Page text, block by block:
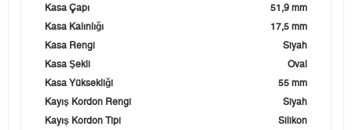
Kasa Çapı
51,9 mm
Kasa Kalınlığı
17,5 mm
Kasa Rengi
Siyah
Kasa Şekli
Oval
Kasa Yüksekliği
55 mm
Kayış Kordon Rengi
Siyah
Kayış Kordon Tipi
Silikon